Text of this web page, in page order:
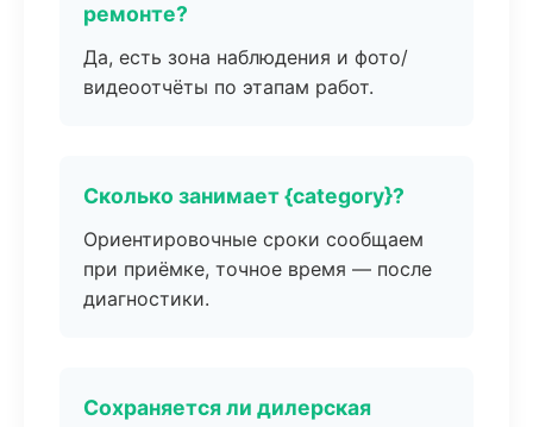
ремонте?
Да, есть зона наблюдения и фото/
видеоотчёты по этапам работ.
Сколько занимает {category}?
Ориентировочные сроки сообщаем
при приёмке, точное время — после
диагностики.
Сохраняется ли дилерская